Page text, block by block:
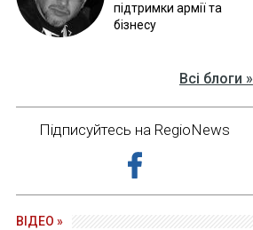
підтримки армії та
бізнесу
Всі блоги »
Підписуйтесь на RegioNews
ВІДЕО »